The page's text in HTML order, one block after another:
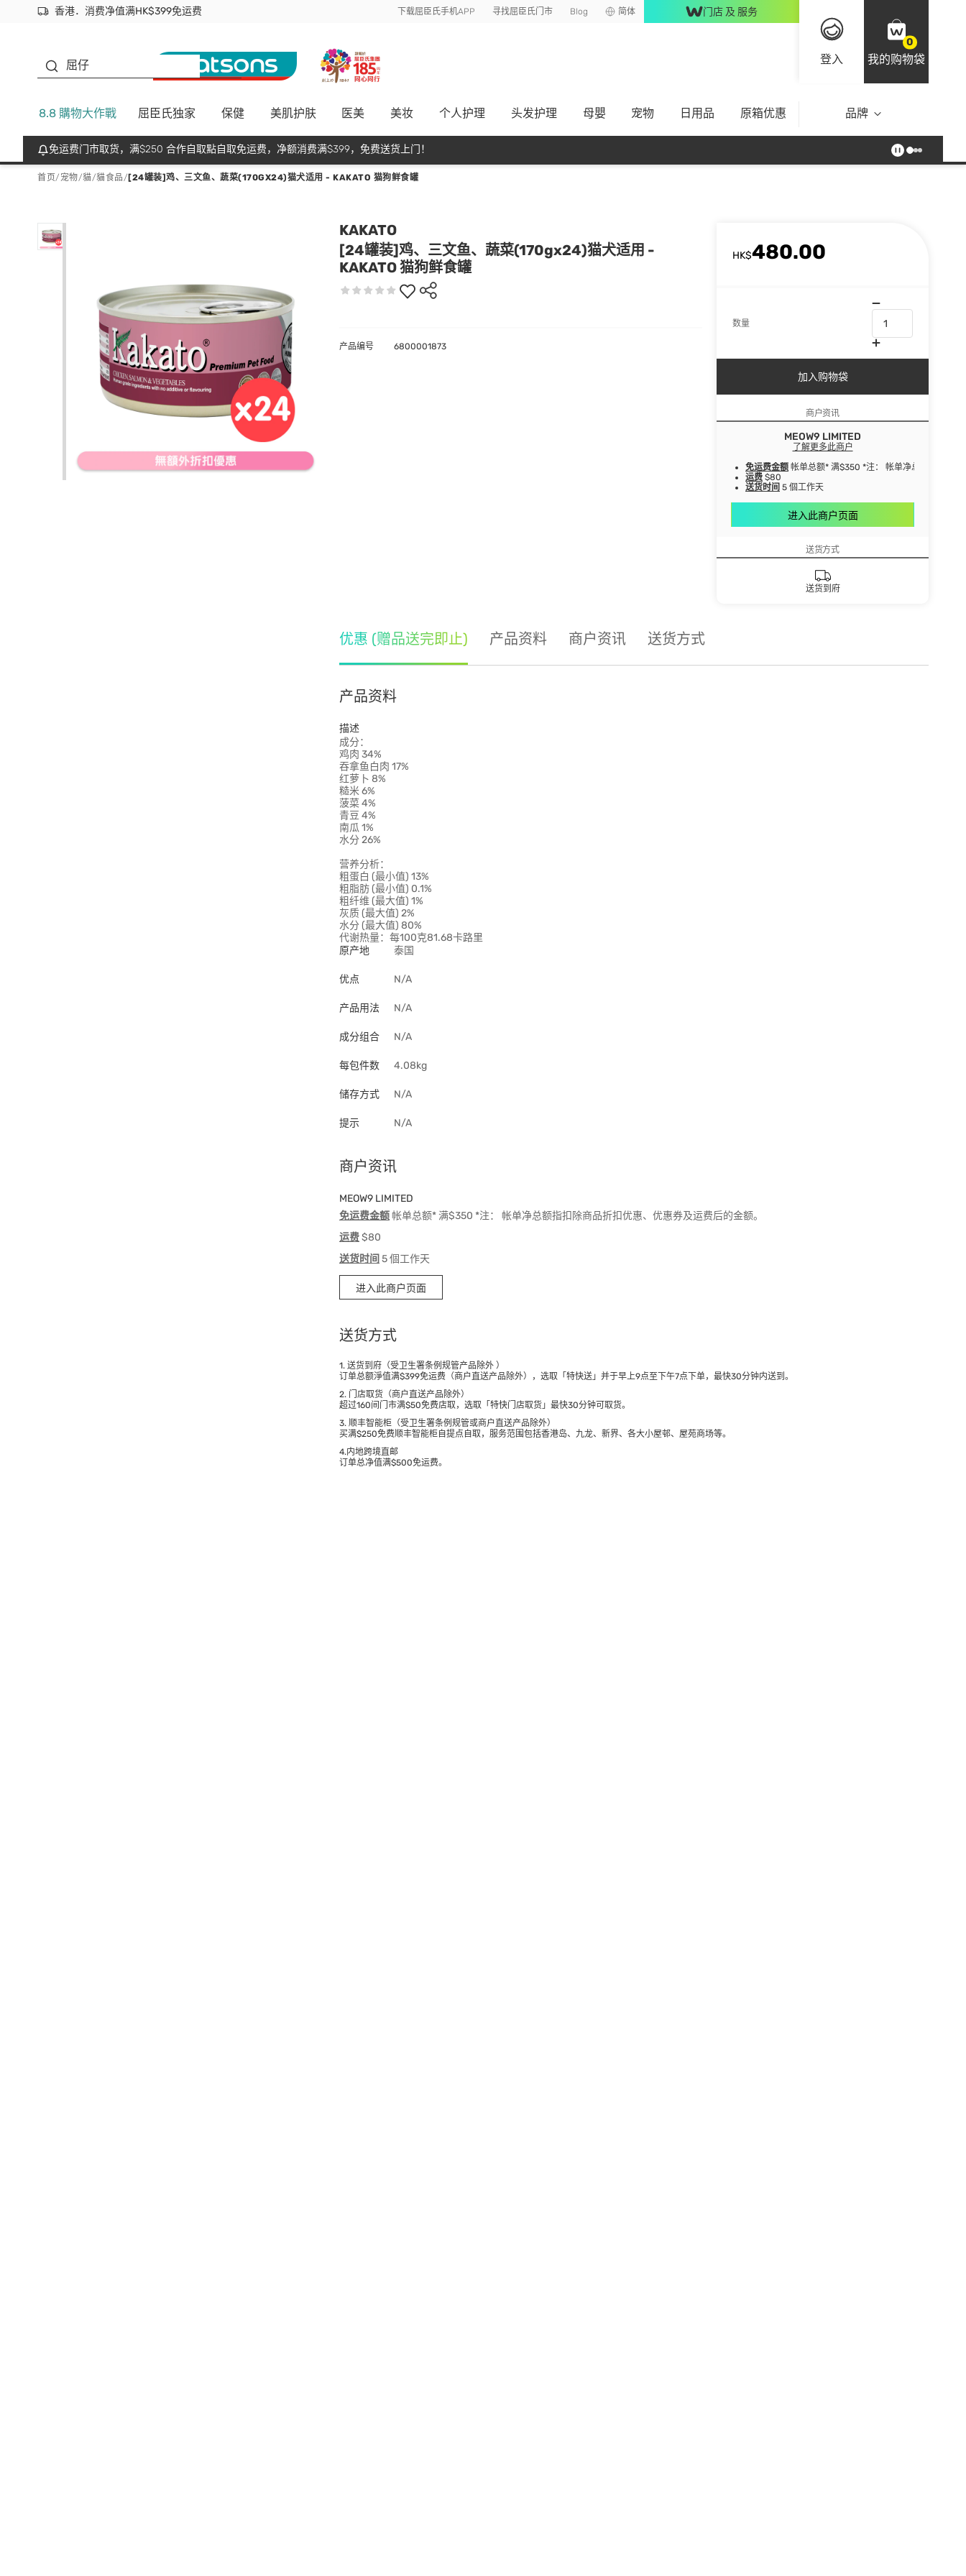
香港．消费净值满HK$399免运费
立即成为易赏钱会员尽享独家优惠
首次APP下单买满$450 输入 NEWAPP 即减$50 下载屈臣氏手机APP 寻找屈臣氏门市 Blog 简体 门店 及 服务
登入
0
我的购物袋
屈仔
8.8 購物大作戰 屈臣氏独家 保健 美肌护肤 医美 美妆 个人护理 头发护理 母嬰 宠物 日用品 原箱优惠 品牌
免运费门市取货，满$250 合作自取點自取免运费，净额消费满$399，免费送货上门！
首页/ 宠物/貓/貓食品/ [24罐装]鸡、三文鱼、蔬菜(170GX24)猫犬适用 - KAKATO 猫狗鲜食罐
KAKATO
[24罐装]鸡、三文鱼、蔬菜(170gx24)猫犬适用 -
KAKATO 猫狗鲜食罐
HK$480.00
数量
加入购物袋
商户资讯
MEOW9 LIMITED
了解更多此商户
免运费金额 帐单总额* 满$350 *注： 帐单净总额指扣除
运费 $80
送货时间 5 個工作天
进入此商户页面
送货方式
送货到府
产品编号 6800001873
优惠 (赠品送完即止) 产品资料 商户资讯 送货方式
产品资料
描述
成分：
鸡肉 34%
吞拿鱼白肉 17%
红萝卜 8%
糙米 6%
菠菜 4%
青豆 4%
南瓜 1%
水分 26%
营养分析：
粗蛋白 (最小值) 13%
粗脂肪 (最小值) 0.1%
粗纤维 (最大值) 1%
灰质 (最大值) 2%
水分 (最大值) 80%
代谢热量：每100克81.68卡路里
原产地
泰国
优点 N/A
产品用法 N/A
成分组合 N/A
每包件数 4.08kg
储存方式 N/A
提示 N/A
商户资讯
MEOW9 LIMITED
免运费金额帐单总额* 满$350 *注： 帐单净总额指扣除商品折扣优惠、优惠券及运费后的金额。
运费$80
送货时间 5 個工作天
进入此商户页面
送货方式
1. 送货到府（受卫生署条例规管产品除外 ）
订单总额淨值满$399免运费（商户直送产品除外），选取「特快送」并于早上9点至下午7点下单，最快30分钟内送到​。
2. 门店取货（商户直送产品除外）
超过160间门市满$50免费店取，选取「特快门店取货」最快30分钟可取货。
3. 顺丰智能柜（受卫生署条例规管或商户直送产品除外）
买满$250免费顺丰智能柜自提点自取，服务范围包括香港岛、九龙、新界、各大小屋邨、屋苑商场等。
4.内地跨境直邮
订单总净值满$500免运费。